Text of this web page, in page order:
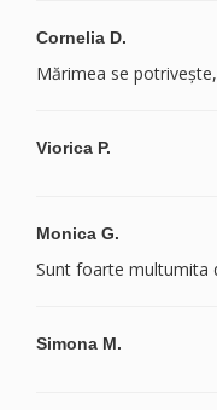
Cornelia D.
Mărimea se
Viorica P.
Monica G.
Sunt foarte multumita
Simona M.